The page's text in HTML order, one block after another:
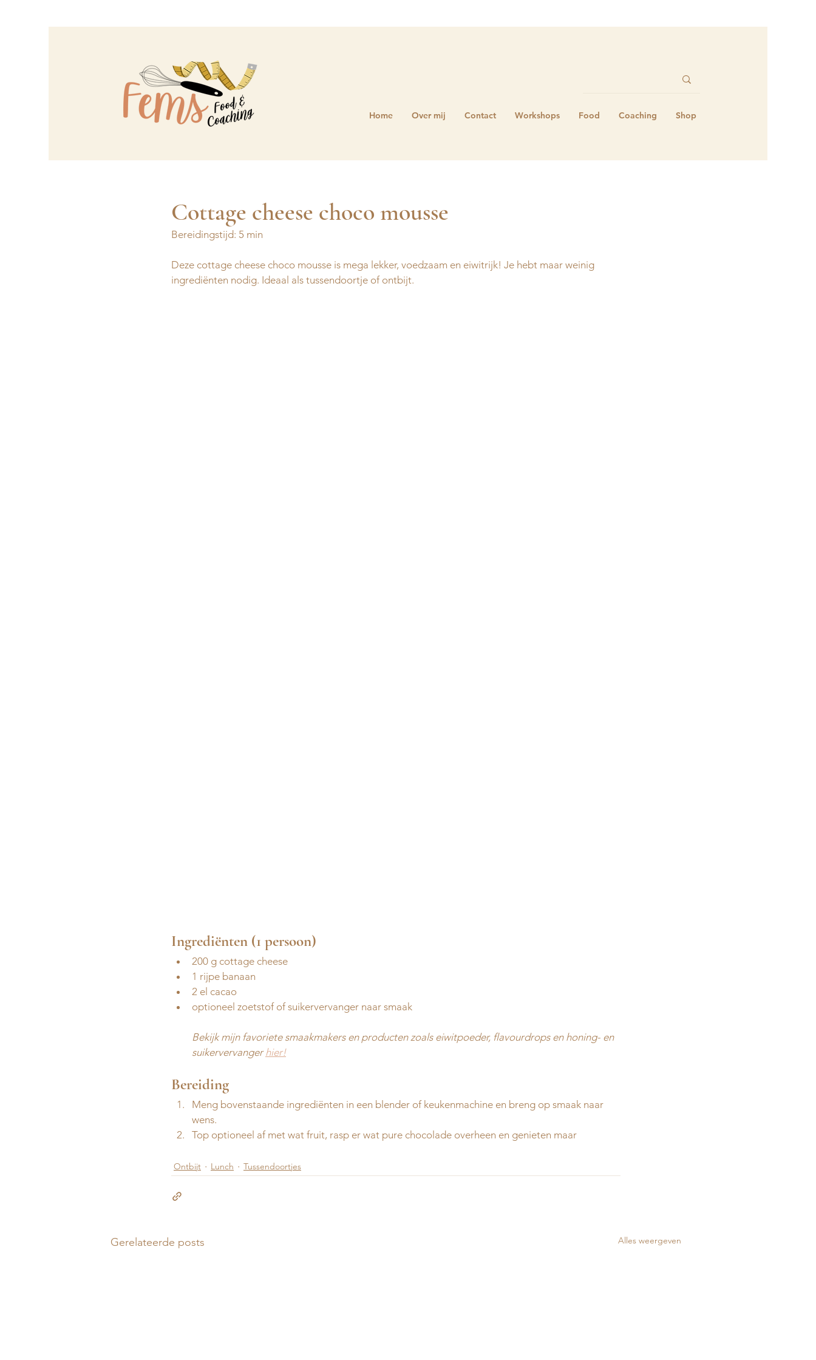
Home Over mij Contact Workshops Food Coaching Shop
Cottage cheese choco mousse
Bereidingstijd: 5 min
Deze cottage cheese choco mousse is mega lekker, voedzaam en eiwitrijk! Je hebt maar weinig
ingrediënten nodig. Ideaal als tussendoortje of ontbijt.
Ingrediënten (1 persoon)
200 g cottage cheese
1 rijpe banaan
2 el cacao
optioneel zoetstof of suikervervanger naar smaak
Bekijk mijn favoriete smaakmakers en producten zoals eiwitpoeder, flavourdrops en honing- en
suikervervanger hier!
Bereiding
Meng bovenstaande ingrediënten in een blender of keukenmachine en breng op smaak naar
wens.
Top optioneel af met wat fruit, rasp er wat pure chocolade overheen en genieten maar
Ontbijt Lunch Tussendoortjes
Gerelateerde posts Alles weergeven